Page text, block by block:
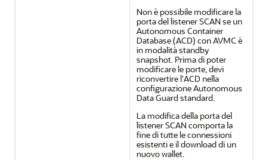
Non è possibile modificare la
porta del listener SCAN se un
Autonomous Container
Database (ACD) con AVMC è
in modalità standby
snapshot. Prima di poter
modificare le porte, devi
riconvertire l'ACD nella
configurazione Autonomous
Data Guard standard.
La modifica della porta del
listener SCAN comporta la
fine di tutte le connessioni
esistenti e il download di un
nuovo wallet.